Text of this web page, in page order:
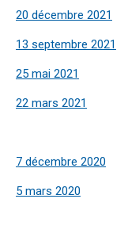
20 décembre 2021
13 septembre 2021
25 mai 2021
22 mars 2021
7 décembre 2020
5 mars 2020